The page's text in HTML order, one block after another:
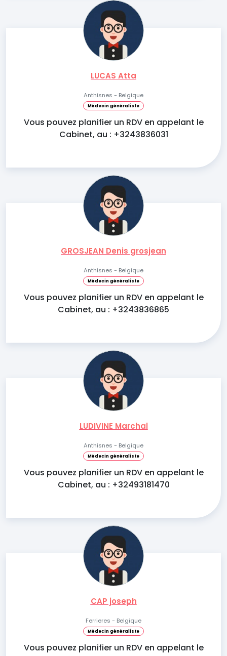
LUCAS Atta
Anthisnes - Belgique
Médecin généraliste
Vous pouvez planifier un RDV en appelant le
Cabinet, au : +3243836031
GROSJEAN Denis grosjean
Anthisnes - Belgique
Médecin généraliste
Vous pouvez planifier un RDV en appelant le
Cabinet, au : +3243836865
LUDIVINE Marchal
Anthisnes - Belgique
Médecin généraliste
Vous pouvez planifier un RDV en appelant le
Cabinet, au : +32493181470
CAP joseph
Ferrieres - Belgique
Médecin généraliste
Vous pouvez planifier un RDV en appelant le